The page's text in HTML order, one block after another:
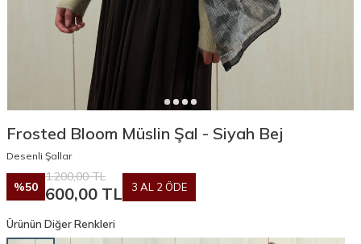
Frosted Bloom Müslin Şal - Siyah Bej
Desenli Şallar
%50
1.200,00TL
600,00 TL 3 AL 2 ÖDE
Ürünün Diğer Renkleri